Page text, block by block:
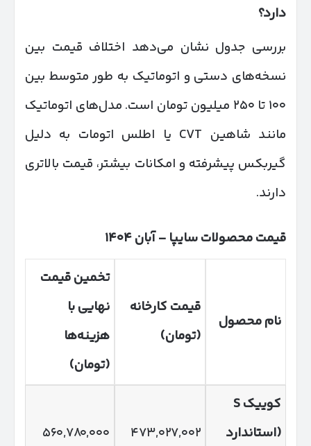
دارد؟
بررسی جدول نشان می‌دهد اختلاف قیمت بین
نسخه‌های دستی و اتوماتیک به طور متوسط بین
۱۰۰ تا ۲۵۰ میلیون تومان است. مدل‌های اتوماتیک
مانند شاهین CVT یا اطلس اتومات به دلیل
گیربکس پیشرفته و امکانات بیشتر، قیمت بالاتری
دارند.
قیمت محصولات سایپا –آبان۱۴۰۴
نام محصول
قیمت کارخانه
(تومان)
تخمین قیمت
نهایی با
هزینه‌ها
(تومان)
کوییکS
(استاندارد ۴۷۳,۰۲۷,۰۰۲ ۵۶۰,۷۸۰,۰۰۰